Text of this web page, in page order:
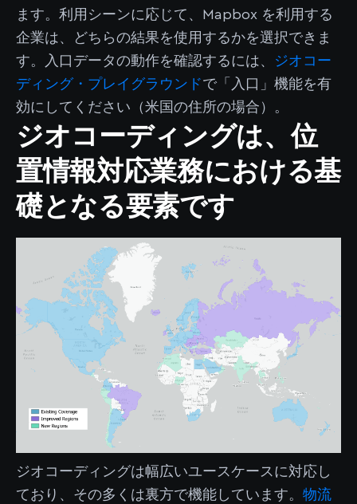
ます。利用シーンに応じて、Mapbox を利用する
企業は、どちらの結果を使用するかを選択できま
す。入口データの動作を確認するには、
ジオコー
ディング・プレイグラウンドで「入口」機能を有
効にしてください（米国の住所の場合）。
ジオコーディングは、位
置情報対応業務における基
礎となる要素です
ジオコーディングは幅広いユースケースに対応し
ており、その多くは裏方で機能しています。 物流